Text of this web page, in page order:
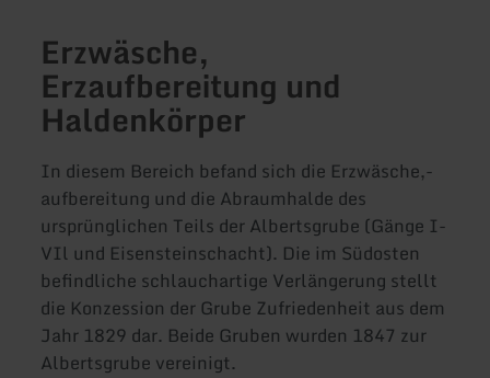
Erzwäsche,
Erzaufbereitung und
Haldenkörper
In diesem Bereich befand sich die Erzwäsche,-
aufbereitung und die Abraumhalde des
ursprünglichen Teils der Albertsgrube (Gänge I-
VIl und Eisensteinschacht). Die im Südosten
befindliche schlauchartige Verlängerung stellt
die Konzession der Grube Zufriedenheit aus dem
Jahr 1829 dar. Beide Gruben wurden 1847 zur
Albertsgrube vereinigt.